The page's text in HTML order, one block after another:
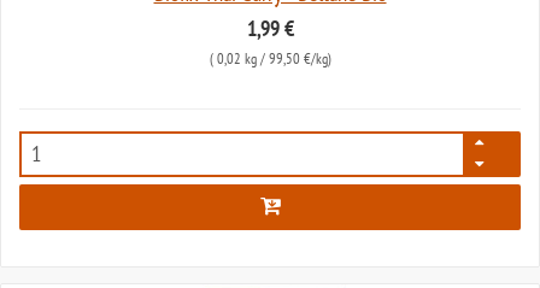
1,99 €
( 0,02 kg/ 99,50 €/kg)
648